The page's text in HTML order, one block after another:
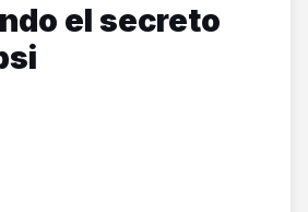
el secreto